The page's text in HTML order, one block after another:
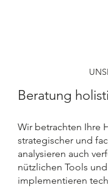
Beratung
Wir betrachten Ihre
strategischer und
analysieren auch
nützlichen Tools
implementieren